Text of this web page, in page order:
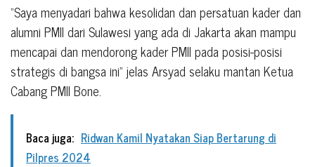
“Saya menyadari bahwa kesolidan dan persatuan kader dan
alumni PMII dari Sulawesi yang ada di Jakarta akan mampu
mencapai dan mendorong kader PMII pada posisi-posisi
strategis di bangsa ini” jelas Arsyad selaku mantan Ketua
Cabang PMII Bone.
Baca juga: Ridwan Kamil Nyatakan Siap Bertarung di
Pilpres 2024